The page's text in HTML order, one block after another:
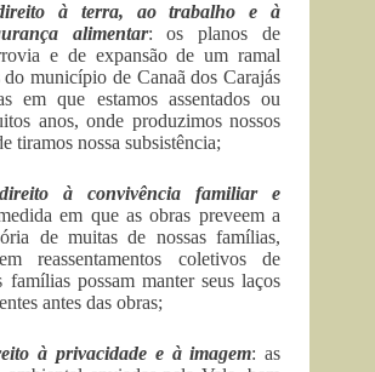
à terra, ao trabalho e à
alimentar: os planos de
e de expansão de um ramal
município de Canaã dos Carajás
em que estamos assentados ou
anos, onde produzimos nossos
tiramos nossa subsistência;
à convivência familiar e
em que as obras preveem a
de muitas de nossas famílias,
reassentamentos coletivos de
famílias possam manter seus laços
antes das obras;
à privacidade e à imagem: as